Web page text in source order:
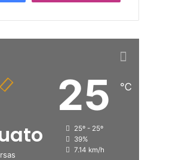
25 ℃
25º - 25º
39%
7.14 km/h